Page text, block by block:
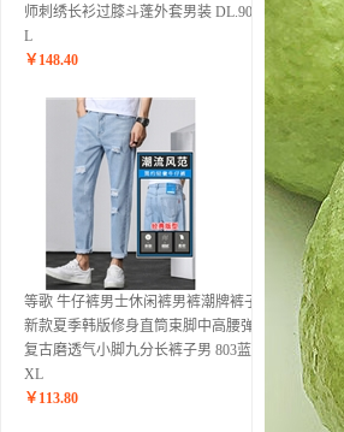
师刺绣长衫过膝斗蓬外套男装 DL.902黑
L
￥ 148.40
等歌 牛仔裤男士休闲裤男裤潮牌裤子男
新款夏季韩版修身直筒束脚中高腰弹力
复古磨透气小脚九分长裤子男 803蓝色
XL
￥ 113.80